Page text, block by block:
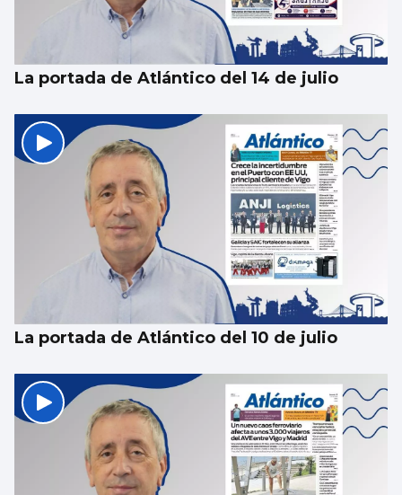
La portada de Atlántico del 14 de julio
La portada de Atlántico del 10 de julio